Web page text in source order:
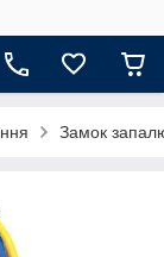
Замок